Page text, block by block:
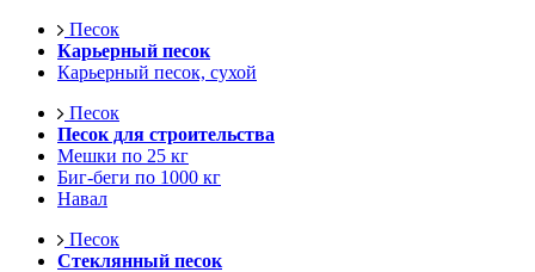
Песок
Карьерный песок
Карьерный песок, сухой
Песок
Песок для строительства
Мешки по 25 кг
Биг-беги по 1000 кг
Навал
Песок
Стеклянный песок